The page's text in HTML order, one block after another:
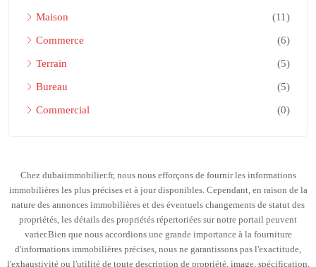
Maison (11)
Commerce (6)
Terrain (5)
Bureau (5)
Commercial (0)
Chez dubaiimmobilier.fr, nous nous efforçons de fournir les informations
immobilières les plus précises et à jour disponibles. Cependant, en raison de la
nature des annonces immobilières et des éventuels changements de statut des
propriétés, les détails des propriétés répertoriées sur notre portail peuvent
varier.Bien que nous accordions une grande importance à la fourniture
d'informations immobilières précises, nous ne garantissons pas l'exactitude,
l'exhaustivité ou l'utilité de toute description de propriété, image, spécification,